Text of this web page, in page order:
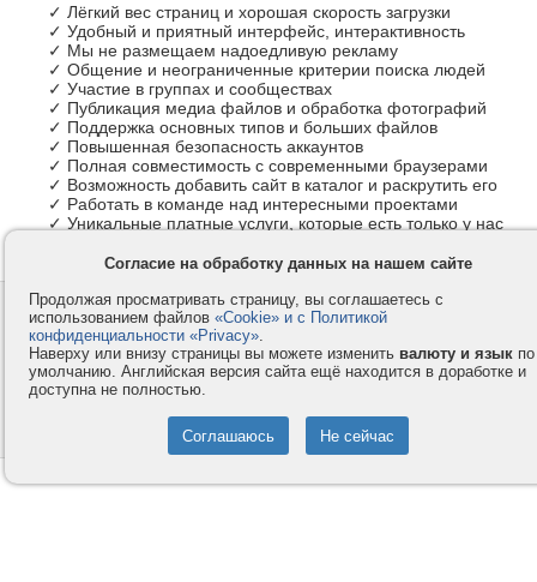
✓ Лёгкий вес страниц и хорошая скорость загрузки
✓ Удобный и приятный интерфейс, интерактивность
✓ Мы не размещаем надоедливую рекламу
✓ Общение и неограниченные критерии поиска людей
✓ Участие в группах и сообществах
✓ Публикация медиа файлов и обработка фотографий
✓ Поддержка основных типов и больших файлов
✓ Повышенная безопасность аккаунтов
✓ Полная совместимость с современными браузерами
✓ Возможность добавить сайт в каталог и раскрутить его
✓ Работать в команде над интересными проектами
✓ Уникальные платные услуги, которые есть только у нас
Контакты
Компания
Privacy и Cookie
Услуги
Как оплатить
Помощь
© 2008-2026
- Все права защищены.
Согласие на обработку данных на нашем сайте
Продолжая просматривать страницу, вы соглашаетесь с
использованием файлов «Cookie» и с Политикой
конфиденциальности «Privacy».
Наверху или внизу страницы вы можете изменить валюту и язык по
умолчанию. Английская версия сайта ещё находится в доработке и
доступна не полностью.